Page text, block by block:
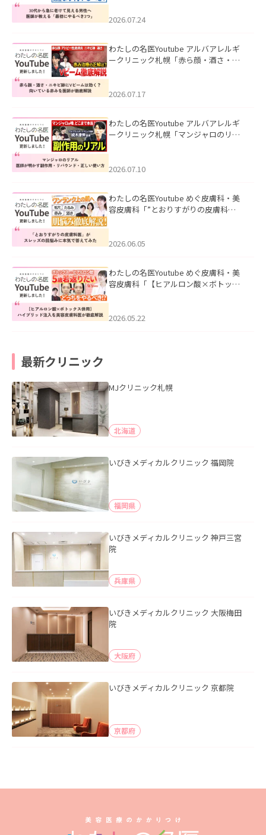
た。
2026.07.24
わたしの名医Youtube アルバアレルギ
ークリニック札幌「赤ら顔・酒さ・ニ
した。
2026.07.17
わたしの名医Youtube アルバアレルギ
ークリニック札幌「マンジャロのリア
た。
2026.07.10
わたしの名医Youtube めぐ皮膚科・美
容皮膚科「”とおりすがりの皮膚科
2026.06.05
わたしの名医Youtube めぐ皮膚科・美
容皮膚科「【ヒアルロン酸×ボトック
た。
2026.05.22
最新クリニック
MJクリニック札幌
北海道
いびきメディカルクリニック 福岡院
福岡県
いびきメディカルクリニック 神戸三宮
院
兵庫県
いびきメディカルクリニック 大阪梅田
院
大阪府
いびきメディカルクリニック 京都院
京都府